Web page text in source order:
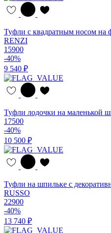
Туфли с квадратным носом на
RENZI
15900
-40%
9 540 ₽
Туфли лодочки на маленькой
17500
-40%
10 500 ₽
Туфли на шпильке с
RUSSO
22900
-40%
13 740 ₽